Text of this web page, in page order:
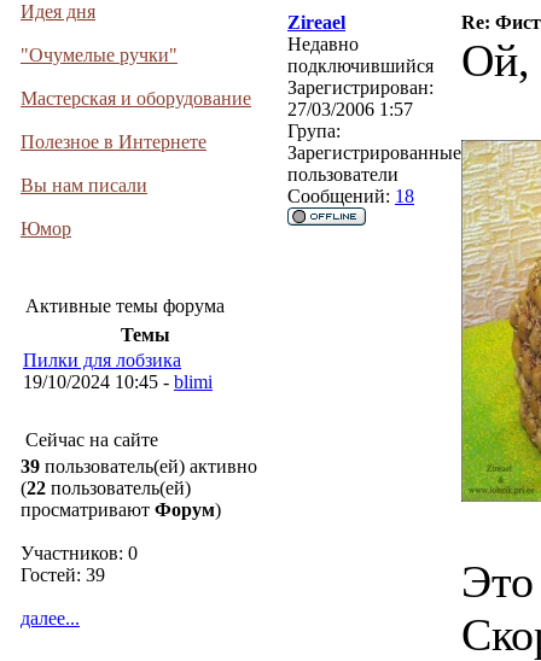
Идея дня
"Очумелые ручки"
Мастерская и оборудование
Полезное в Интернете
Вы нам писали
Юмор
Активные темы форума
Темы
Пилки для лобзика
19/10/2024 10:45 - blimi
Сейчас на сайте
39 пользователь(ей) активно
(22 пользователь(ей)
просматривают Форум)
Участников: 0
Гостей: 39
далее...
Zireael
Re:
Недавно
подключившийся
Зарегистрирован:
27/03/2006 1:57
Група:
Зарегистрированные
пользователи
Сообщений: 18
Ой,
Это